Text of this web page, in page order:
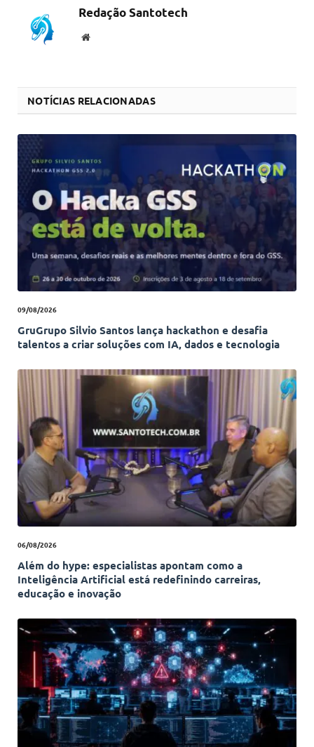
Redação Santotech
Website
NOTÍCIAS RELACIONADAS
09/08/2026
GruGrupo Silvio Santos lança hackathon e desafia
talentos a criar soluções com IA, dados e tecnologia
06/08/2026
Além do hype: especialistas apontam como a
Inteligência Artificial está redefinindo carreiras,
educação e inovação